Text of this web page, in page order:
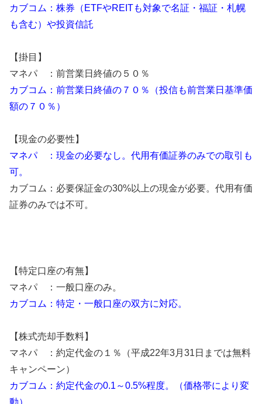
カブコム：株券（ETFやREITも対象で名証・福証・札幌
も含む）や投資信託
【掛目】
マネパ ：前営業日終値の５０％
カブコム：前営業日終値の７０％（投信も前営業日基準価
額の７０％）
【現金の必要性】
マネパ ：現金の必要なし。代用有価証券のみでの取引も
可。
カブコム：必要保証金の30%以上の現金が必要。代用有価
証券のみでは不可。
【特定口座の有無】
マネパ ：一般口座のみ。
カブコム：特定・一般口座の双方に対応。
【株式売却手数料】
マネパ ：約定代金の１％（平成22年3月31日までは無料
キャンペーン）
カブコム：約定代金の0.1～0.5%程度。（価格帯により変